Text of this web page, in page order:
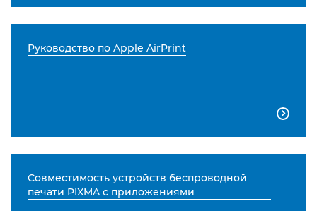
Руководство по Apple AirPrint

Совместимость устройств беспроводной
печати PIXMA с приложениями